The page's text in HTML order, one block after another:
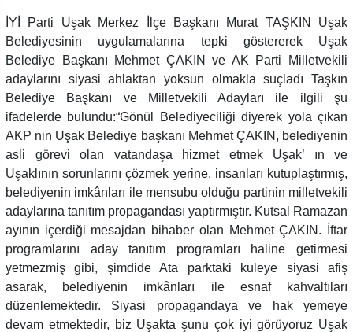
İYİ Parti Uşak Merkez İlçe Başkanı Murat TAŞKIN Uşak
Belediyesinin uygulamalarına tepki göstererek Uşak
Belediye Başkanı Mehmet ÇAKIN ve AK Parti Milletvekili
adaylarını siyasi ahlaktan yoksun olmakla suçladı Taşkın
Belediye Başkanı ve Milletvekili Adayları ile ilgili şu
ifadelerde bulundu:“Gönül Belediyeciliği diyerek yola çıkan
AKP nin Uşak Belediye başkanı Mehmet ÇAKIN, belediyenin
asli görevi olan vatandaşa hizmet etmek Uşak’ ın ve
Uşaklının sorunlarını çözmek yerine, insanları kutuplaştırmış,
belediyenin imkânları ile mensubu olduğu partinin milletvekili
adaylarına tanıtım propagandası yaptırmıştır. Kutsal Ramazan
ayının içerdiği mesajdan bihaber olan Mehmet ÇAKIN. İftar
programlarını aday tanıtım programları haline getirmesi
yetmezmiş gibi, şimdide Ata parktaki kuleye siyasi afiş
asarak, belediyenin imkânları ile esnaf kahvaltıları
düzenlemektedir. Siyasi propagandaya ve hak yemeye
devam etmektedir, biz Uşakta şunu çok iyi görüyoruz Uşak